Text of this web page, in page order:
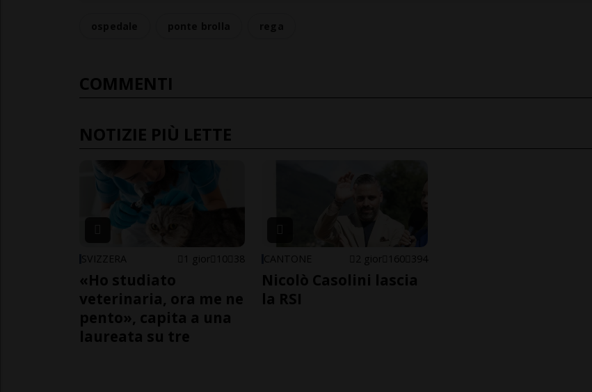
COMMENTI
NOTIZIE PIÙ LETTE
SVIZZERA 1 gior 10 38
«Ho studiato
veterinaria, ora me ne
pento», capita a una
laureata su tre
CANTONE 2 gior 160 394
Nicolò Casolini lascia
la RSI